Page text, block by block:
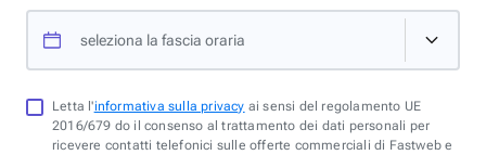
seleziona la fascia oraria
Letta l'informativa sulla privacy ai sensi del regolamento UE
2016/679 do il consenso al trattamento dei dati personali per
ricevere contatti telefonici sulle offerte commerciali di Fastweb e